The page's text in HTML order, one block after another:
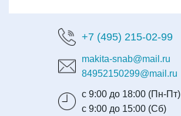
+7 (495) 215-02-99
makita-snab@mail.ru
84952150299@mail.ru
с 9:00 до 18:00 (Пн-Пт)
с 9:00 до 15:00 (Сб)